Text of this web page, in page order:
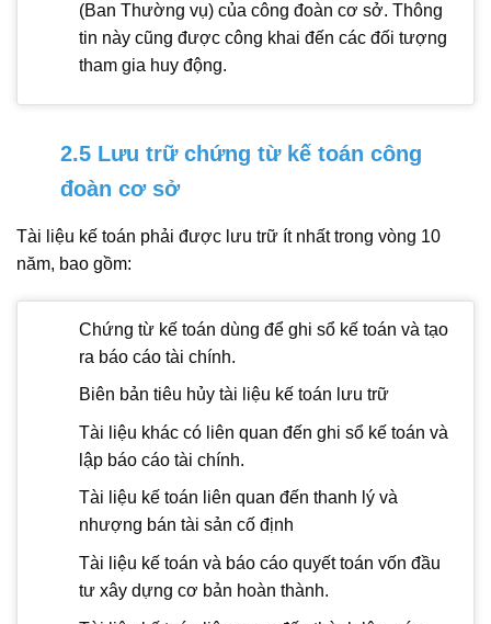
(Ban Thường vụ) của công đoàn cơ sở. Thông
tin này cũng được công khai đến các đối tượng
tham gia huy động.
2.5 Lưu trữ chứng từ kế toán công
đoàn cơ sở
Tài liệu kế toán phải được lưu trữ ít nhất trong vòng 10
năm, bao gồm:
Chứng từ kế toán dùng để ghi sổ kế toán và tạo
ra báo cáo tài chính.
Biên bản tiêu hủy tài liệu kế toán lưu trữ
Tài liệu khác có liên quan đến ghi sổ kế toán và
lập báo cáo tài chính.
Tài liệu kế toán liên quan đến thanh lý và
nhượng bán tài sản cố định
Tài liệu kế toán và báo cáo quyết toán vốn đầu
tư xây dựng cơ bản hoàn thành.